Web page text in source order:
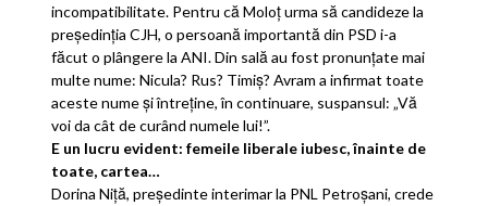
incompatibilitate. Pentru că Moloţ urma să candideze la
preşedinţia CJH, o persoană importantă din PSD i-a
făcut o plângere la ANI. Din sală au fost pronunţate mai
multe nume: Nicula? Rus? Timiş? Avram a infirmat toate
aceste nume şi întreţine, în continuare, suspansul: „Vă
voi da cât de curând numele lui!”.
E un lucru evident: femeile liberale iubesc, înainte de
toate, cartea…
Dorina Niţă, preşedinte interimar la PNL Petroşani, crede